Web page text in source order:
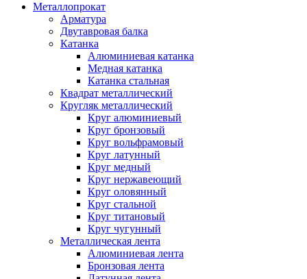
Металлопрокат
Арматура
Двутавровая балка
Катанка
Алюминиевая катанка
Медная катанка
Катанка стальная
Квадрат металлический
Кругляк металлический
Круг алюминиевый
Круг бронзовый
Круг вольфрамовый
Круг латунный
Круг медный
Круг нержавеющий
Круг оловянный
Круг стальной
Круг титановый
Круг чугунный
Металлическая лента
Алюминиевая лента
Бронзовая лента